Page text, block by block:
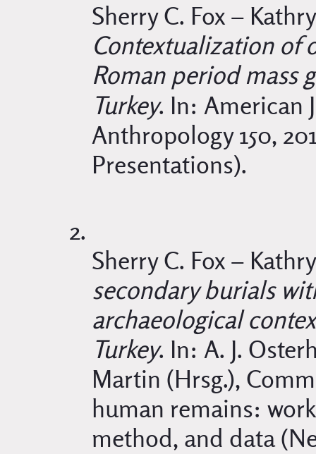
Sherry C. Fox –
Contextualization of
Roman period mass
Turkey. In: American
Anthropology 150,
Presentations).
Sherry C. Fox –
secondary burials
archaeological
Turkey. In: A. J.
Martin (Hrsg.),
human remains:
method, and data